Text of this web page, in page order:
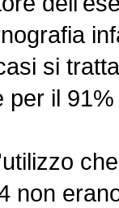
si
il
non